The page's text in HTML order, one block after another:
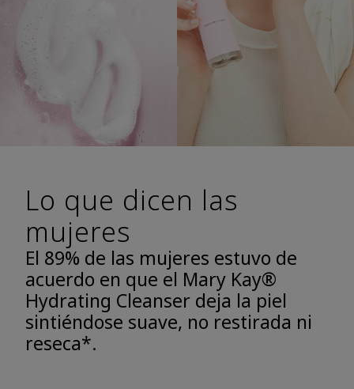
Lo que dicen las
mujeres
El 89% de las mujeres estuvo de
acuerdo en que el Mary Kay®
Hydrating Cleanser deja la piel
sintiéndose suave, no restirada ni
reseca*.